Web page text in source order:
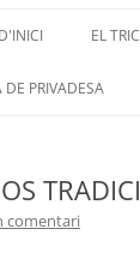
EL
DE PRIVADESA
comentari
FUNDESPLAI